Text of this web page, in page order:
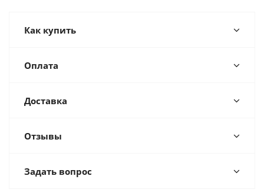
Как купить
Оплата
Доставка
Отзывы
Задать вопрос